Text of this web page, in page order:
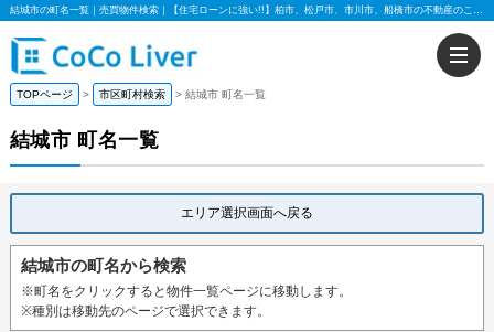
結城市の町名一覧｜売買物件検索｜【住宅ローンに強い!!】柏市、松戸市、市川市、船橋市の不動産のことなら株式会社ココリバー
TOPページ 市区町村検索 結城市 町名一覧
結城市 町名一覧
エリア選択画面へ戻る
結城市の町名から検索
※町名をクリックすると物件一覧ページに移動します。
※種別は移動先のページで選択できます。